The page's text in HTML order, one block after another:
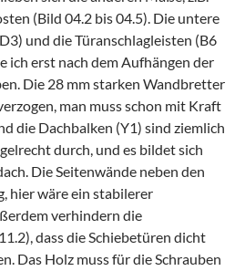
(Bild 04.2 bis 04.5). Die untere
und die Türanschlagleisten (B6
ich erst nach dem Aufhängen der
Die 28 mm starken Wandbretter
man muss schon mit Kraft
die Dachbalken (Y1) sind ziemlich
durch, und es bildet sich
Die Seitenwände neben den
hier wäre ein stabilerer
verhindern die
dass die Schiebetüren dicht
Das Holz muss für die Schrauben